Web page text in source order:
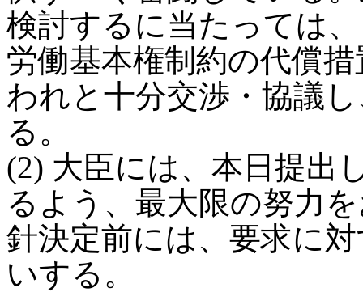
検討するに当たっては
労働基本権制約の代償
われと十分交渉・協議
る。
(2) 大臣には、本日提出
るよう、最大限の努力
針決定前には、要求に
いする。